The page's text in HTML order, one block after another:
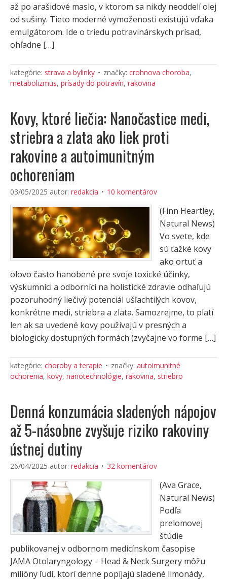
až po arašidové maslo, v ktorom sa nikdy neoddelí olej
od sušiny. Tieto moderné vymoženosti existujú vďaka
emulgátorom. Ide o triedu potravinárskych prísad,
ohľadne […]
kategórie: strava a bylinky značky: crohnova choroba,
metabolizmus, prísady do potravín, rakovina
Kovy, ktoré liečia: Nanočastice medi,
striebra a zlata ako liek proti
rakovine a autoimunitným
ochoreniam
03/05/2025 autor: redakcia 10 komentárov
(Finn Heartley,
Natural News)
Vo svete, kde
sú ťažké kovy
ako ortuť a
olovo často hanobené pre svoje toxické účinky,
výskumníci a odborníci na holistické zdravie odhaľujú
pozoruhodný liečivý potenciál ušľachtilých kovov,
konkrétne medi, striebra a zlata. Samozrejme, to platí
len ak sa uvedené kovy používajú v presných a
biologicky dostupných formách (zvyčajne vo forme […]
kategórie: choroby a terapie značky: autoimunitné
ochorenia, kovy, nanotechnológie, rakovina, striebro
Denná konzumácia sladených nápojov
až 5-násobne zvyšuje riziko rakoviny
ústnej dutiny
26/04/2025 autor: redakcia 32 komentárov
(Ava Grace,
Natural News)
Podľa
prelomovej
štúdie
publikovanej v odbornom medicínskom časopise
JAMA Otolaryngology – Head & Neck Surgery môžu
milióny ľudí, ktorí denne popíjajú sladené limonády,